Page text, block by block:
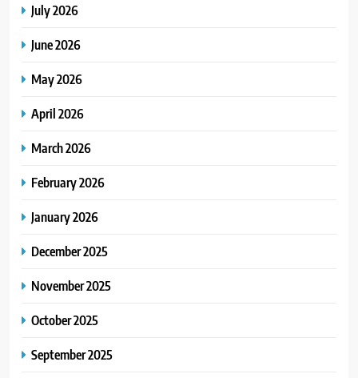
July 2026
June 2026
May 2026
April 2026
March 2026
February 2026
January 2026
December 2025
November 2025
October 2025
September 2025